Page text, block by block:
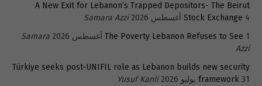
A New Exit for Lebanon’s Trapped Depositors- The Beirut
Stock Exchange 4 أغسطس 2026
Samara Azzi
The Poverty Lebanon Refuses to See 1 أغسطس 2026
Samara
Azzi
Türkiye seeks post-UNIFIL role as Lebanon builds new security
framework 31 يوليو 2026
Yusuf Kanli